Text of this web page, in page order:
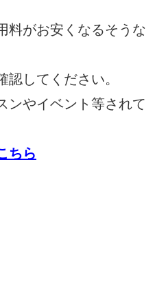
料がお安くなるそうな
してください。
ンやイベント等されて
ちら